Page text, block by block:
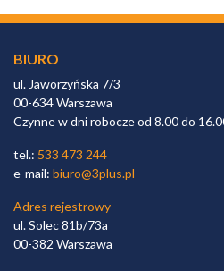
BIURO
ul. Jaworzyńska 7/3
00-634 Warszawa
Czynne w dni robocze od 8.00 do
tel.: 533 473 244
e-mail: biuro@3plus.pl
Adres rejestrowy
ul. Solec 81b/73a
00-382 Warszawa